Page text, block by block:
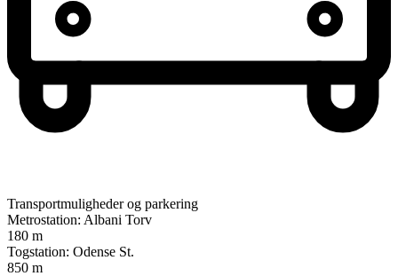
Transportmuligheder og parkering
Metrostation: Albani Torv
180 m
Togstation: Odense St.
850 m